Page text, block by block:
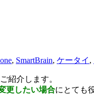
, SmartBrain, ケータイ ,
紹介します。
更したい場合にとても